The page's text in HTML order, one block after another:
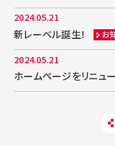
2024.05.21
新レーベル誕生！ お
2024.05.21
ホームページをリニュ